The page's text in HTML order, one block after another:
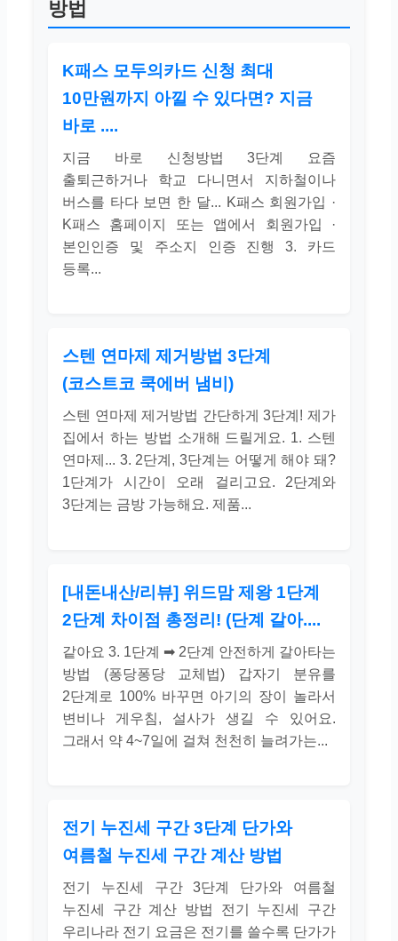
방법
K패스 모두의카드 신청 최대
10만원까지 아낄 수 있다면? 지금
바로 ....
지금 바로 신청방법 3단계 요즘
출퇴근하거나 학교 다니면서 지하철이나
버스를 타다 보면 한 달... K패스 회원가입 ·
K패스 홈페이지 또는 앱에서 회원가입 ·
본인인증 및 주소지 인증 진행 3. 카드
등록...
스텐 연마제 제거방법 3단계
(코스트코 쿡에버 냄비)
스텐 연마제 제거방법 간단하게 3단계! 제가
집에서 하는 방법 소개해 드릴게요. 1. 스텐
연마제... 3. 2단계, 3단계는 어떻게 해야 돼?
1단계가 시간이 오래 걸리고요. 2단계와
3단계는 금방 가능해요. 제품...
[내돈내산/리뷰] 위드맘 제왕 1단계
2단계 차이점 총정리! (단계 갈아....
같아요 3. 1단계 ➡ 2단계 안전하게 갈아타는
방법 (퐁당퐁당 교체법) 갑자기 분유를
2단계로 100% 바꾸면 아기의 장이 놀라서
변비나 게우침, 설사가 생길 수 있어요.
그래서 약 4~7일에 걸쳐 천천히 늘려가는...
전기 누진세 구간 3단계 단가와
여름철 누진세 구간 계산 방법
전기 누진세 구간 3단계 단가와 여름철
누진세 구간 계산 방법 전기 누진세 구간
우리나라 전기 요금은 전기를 쓸수록 단가가